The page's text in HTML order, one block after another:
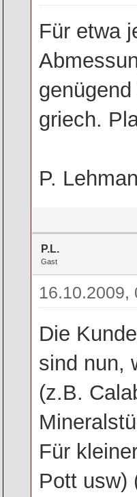
Für etwa
griech.
P.
P.L.
Gast
16.10.2009,
Die
sind nun,
(z.B.
Für
Pott usw)